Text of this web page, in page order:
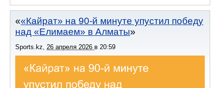
«Кайрат» на 90-й минуте упустил победу
над «Елимаем» в Алматы
Sports.kz, 26 апреля 2026 в 20:59